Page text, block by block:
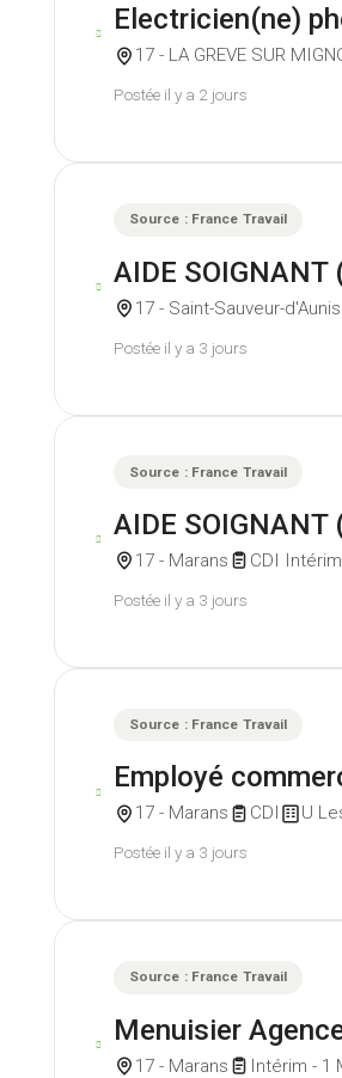
Electricien(ne)
17 - LA GREVE SUR
Postée il y a 2 jours
Source : France Travail
AIDE SOIGNANT
17 - Saint-Sauveur-d'Aunis
Postée il y a 3 jours
Source : France Travail
AIDE SOIGNANT
17 - Marans CDI
Postée il y a 3 jours
Source : France Travail
Employé
17 - Marans CDI U
Postée il y a 3 jours
Source : France Travail
Menuisier
17 - Marans Intérim - 1